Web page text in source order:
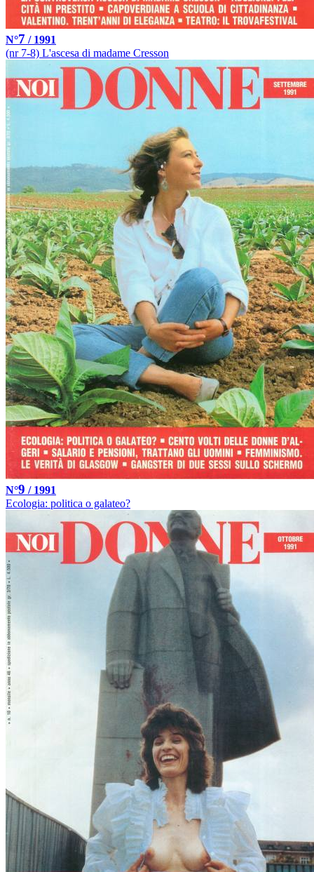
N°7 / 1991
(nr 7-8) L'ascesa di madame Cresson
N°9 / 1991
Ecologia: politica o galateo?